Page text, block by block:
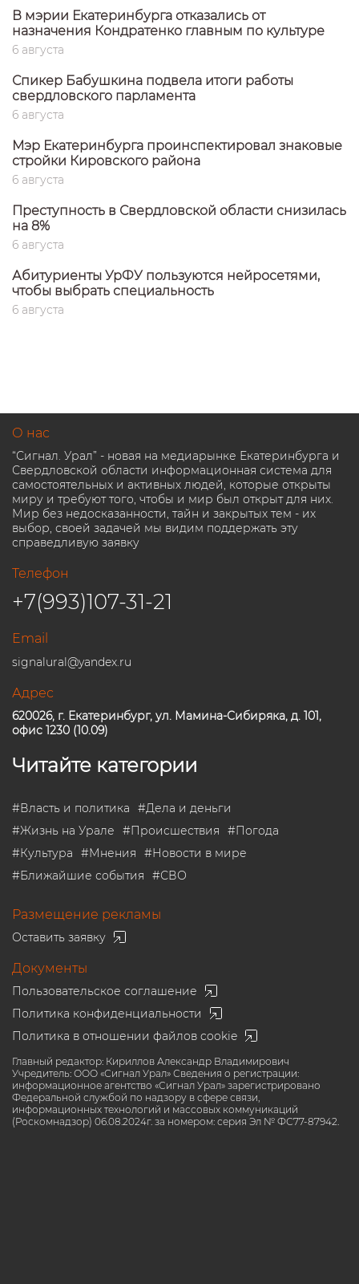
В мэрии Екатеринбурга отказались от
назначения Кондратенко главным по культуре
6 августа
Спикер Бабушкина подвела итоги работы
свердловского парламента
6 августа
Мэр Екатеринбурга проинспектировал знаковые
стройки Кировского района
6 августа
Преступность в Свердловской области снизилась
на 8%
6 августа
Абитуриенты УрФУ пользуются нейросетями,
чтобы выбрать специальность
6 августа
О нас
“Сигнал. Урал” - новая на медиарынке Екатеринбурга и
Свердловской области информационная система для
самостоятельных и активных людей, которые открыты
миру и требуют того, чтобы и мир был открыт для них.
Мир без недосказанности, тайн и закрытых тем - их
выбор, своей задачей мы видим поддержать эту
справедливую заявку
Телефон
+7(993)107-31-21
Email
signalural@yandex.ru
Адрес
620026, г. Екатеринбург, ул. Мамина-Сибиряка, д. 101,
офис 1230 (10.09)
Читайте категории
#Власть и политика #Дела и деньги
#Жизнь на Урале #Происшествия #Погода
#Культура #Мнения #Новости в мире
#Ближайшие события #СВО
Размещение рекламы
Оставить заявку
Документы
Пользовательское соглашение
Политика конфиденциальности
Политика в отношении файлов cookie
Главный редактор: Кириллов Александр Владимирович
Учредитель: ООО «Сигнал Урал» Сведения о регистрации:
информационное агентство «Сигнал Урал» зарегистрировано
Федеральной службой по надзору в сфере связи,
информационных технологий и массовых коммуникаций
(Роскомнадзор) 06.08.2024г. за номером: серия Эл № ФС77-87942.